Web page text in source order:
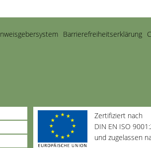
Barriere­freiheits­erklärung
Zertifiziert nach
DIN EN ISO
und zugelassen